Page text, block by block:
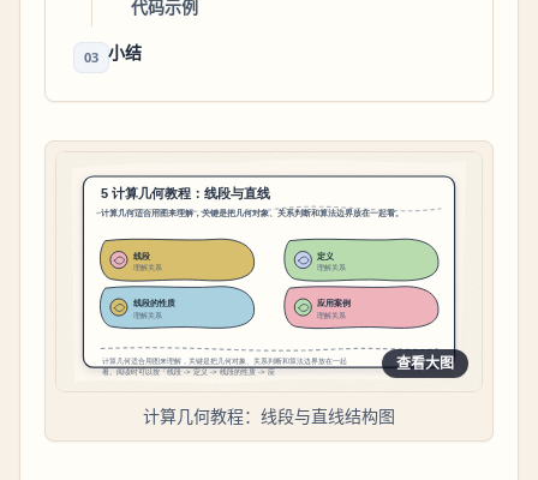
代码示例
03 小结
查看大图
计算几何教程：线段与直线结构图